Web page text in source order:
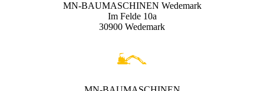
MN-BAUMASCHINEN Wedemark
Im Felde 10a
30900 Wedemark